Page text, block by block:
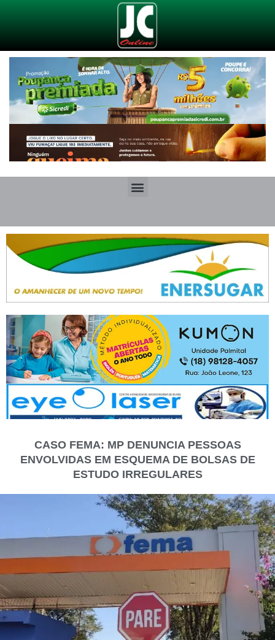
CASO FEMA: MP DENUNCIA PESSOAS
ENVOLVIDAS EM ESQUEMA DE BOLSAS DE
ESTUDO IRREGULARES